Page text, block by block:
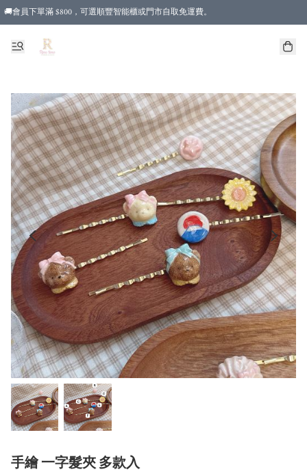
🚚會員下單滿 $800，可選順豐智能櫃或門市自取免運費。
手繪 一字髮夾 多款入